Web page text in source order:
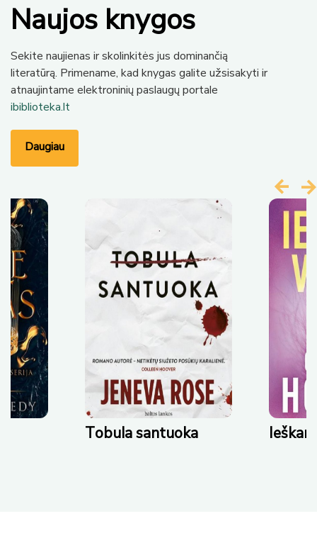
Ieškant vilties
Naujos knygos
Sekite naujienas ir skolinkitės jus dominančią
literatūrą. Primename, kad knygas galite užsisakyti ir
atnaujintame elektroninių paslaugų portale
ibiblioteka.lt
Daugiau